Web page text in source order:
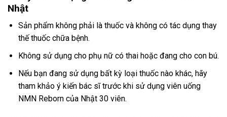
Nhật
Sản phẩm không phải là thuốc và không có tác dụng thay
thế thuốc chữa bệnh.
Không sử dụng cho phụ nữ có thai hoặc đang cho con bú.
Nếu bạn đang sử dụng bất kỳ loại thuốc nào khác, hãy
tham khảo ý kiến bác sĩ trước khi sử dụng viên uống
NMN Reborn của Nhật 30 viên.